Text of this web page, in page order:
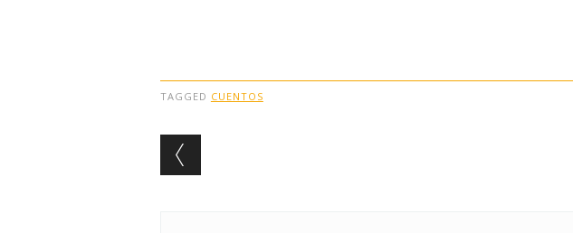
TAGGED CUENTOS
Post navigation